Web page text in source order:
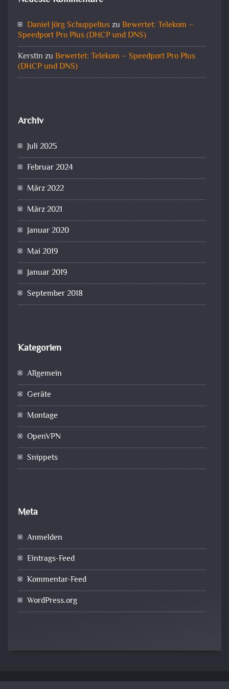
Daniel Jörg Schuppeliuszu Bewertet: Telekom –
Speedport Pro Plus (DHCP und DNS)
Kerstin zu Bewertet: Telekom – Speedport Pro Plus
(DHCP und DNS)
Archiv
Juli 2025
Februar 2024
März 2022
März 2021
Januar 2020
Mai 2019
Januar 2019
September 2018
Kategorien
Allgemein
Geräte
Montage
OpenVPN
Snippets
Meta
Anmelden
Eintrags-Feed
Kommentar-Feed
WordPress.org